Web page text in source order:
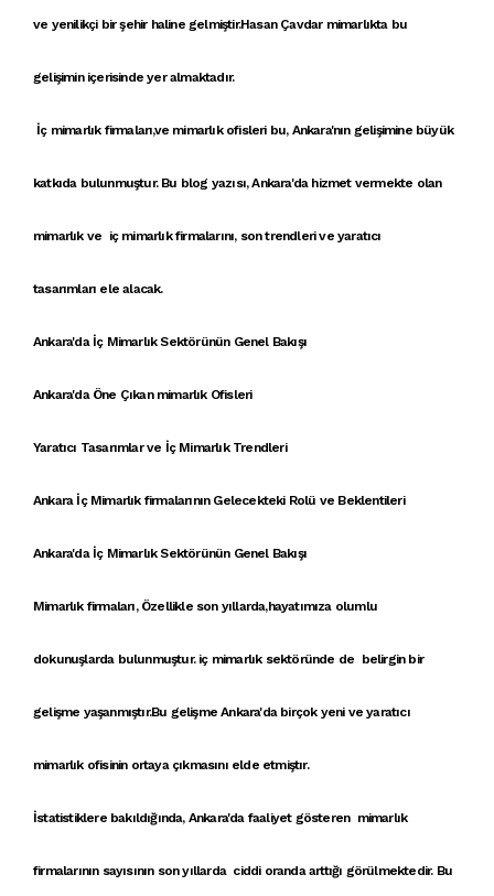
ve yenilikçibir şehir haline gelmiştir.Hasan Çavdar mimarlıkta bu
gelişimin içerisinde yer almaktadır.
İç mimarlık firmaları,ve mimarlık ofisleribu, Ankara'nın gelişimine büyük
katkıda bulunmuştur. Bu blog yazısı,Ankara'da hizmet vermekte olan
mimarlık ve iç mimarlık firmalarını, son trendleri veyaratıcı
tasarımları ele alacak.
Ankara'da İç Mimarlık Sektörünün Genel Bakışı
Ankara'da Öne Çıkan mimarlık Ofisleri
Yaratıcı Tasarımlar ve İç Mimarlık Trendleri
Ankara İç Mimarlık firmalarının Gelecekteki Rolü ve Beklentileri
Ankara'da İç Mimarlık Sektörünün Genel Bakışı
Mimarlık firmaları, Özellikle son yıllarda,hayatımıza olumlu
dokunuşlarda bulunmuştur. iç mimarlıksektöründe de belirgin bir
gelişme yaşanmıştır.Bu gelişme Ankara'da birçok yeni veyaratıcı
mimarlık ofisinin ortaya çıkmasını elde etmiştır.
İstatistiklere bakıldığında, Ankara'da faaliyet gösteren mimarlık
firmalarının sayısının son yıllarda ciddi oranda arttığı görülmektedir. Bu